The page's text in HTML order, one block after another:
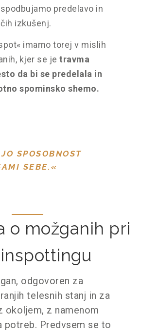
predelavo in
izkušenj.
imamo torej v mislih
kjer se je travma
da bi se predelala in
spominsko shemo.
SPOSOBNOST
SEBE.«
o možganih pri
odgovoren za
telesnih stanj in za
okoljem, z namenom
potreb. Predvsem se to